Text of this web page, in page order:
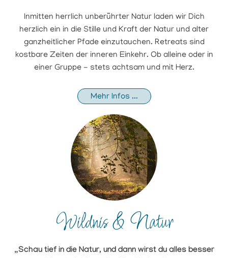
Inmitten herrlich unberührter Natur laden wir Dich
herzlich ein in die Stille und Kraft der Natur und alter
ganzheitlicher Pfade einzutauchen. Retreats sind
kostbare Zeiten der inneren Einkehr. Ob alleine oder in
einer Gruppe - stets achtsam und mit Herz.
Mehr Infos ...
Wildnis & Natur
„Schau tief in die Natur, und dann wirst du alles besser